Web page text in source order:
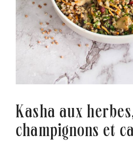
kasha aux herbes,
champignons et